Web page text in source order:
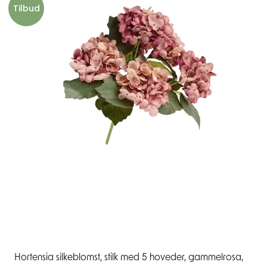
Tilbud
Hortensia silkeblomst, stilk med 5 hoveder, gammelrosa,